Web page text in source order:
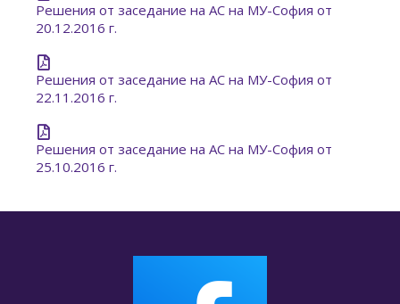
Решения от заседание на АС на МУ-София от
20.12.2016 г.
Решения от заседание на АС на МУ-София от
22.11.2016 г.
Решения от заседание на АС на МУ-София от
25.10.2016 г.